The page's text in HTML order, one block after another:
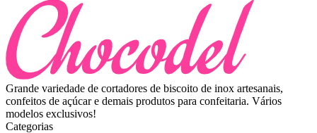
Grande variedade de cortadores de biscoito de inox artesanais,
confeitos de açúcar e demais produtos para confeitaria. Vários
modelos exclusivos!
Categorias